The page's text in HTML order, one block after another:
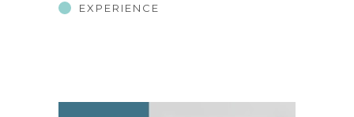
EXPERIENCE